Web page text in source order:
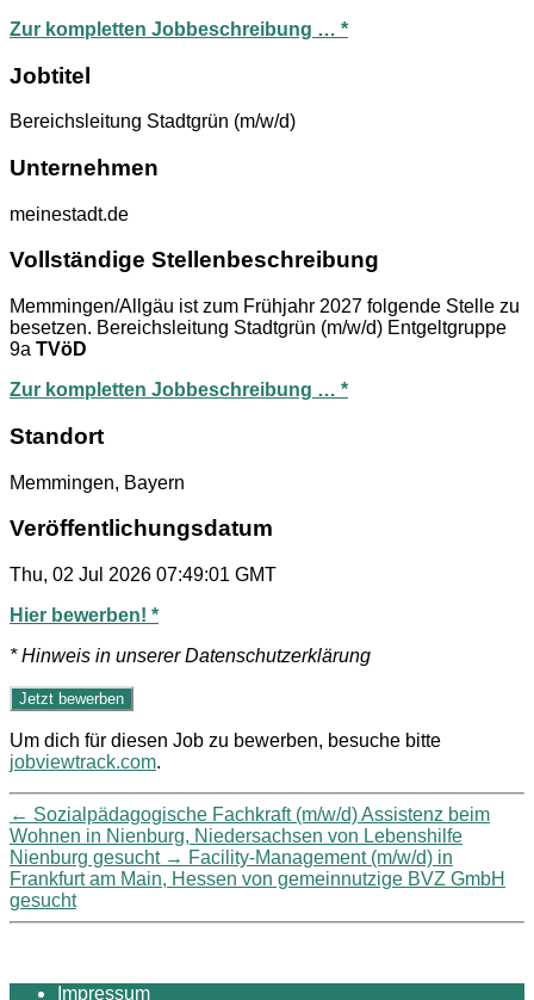
Zur kompletten Jobbeschreibung … *
Jobtitel
Bereichsleitung Stadtgrün (m/w/d)
Unternehmen
meinestadt.de
Vollständige Stellenbeschreibung
Memmingen/Allgäu ist zum Frühjahr 2027 folgende Stelle zu
besetzen. Bereichsleitung Stadtgrün (m/w/d) Entgeltgruppe
9a TVöD
Zur kompletten Jobbeschreibung … *
Standort
Memmingen, Bayern
Veröffentlichungsdatum
Thu, 02 Jul 2026 07:49:01 GMT
Hier bewerben! *
* Hinweis in unserer Datenschutzerklärung
Um dich für diesen Job zu bewerben, besuche bitte
jobviewtrack.com.
← Sozialpädagogische Fachkraft (m/w/d) Assistenz beim
Wohnen in Nienburg, Niedersachsen von Lebenshilfe
Nienburg gesucht → Facility-Management (m/w/d) in
Frankfurt am Main, Hessen von gemeinnutzige BVZ GmbH
gesucht
Impressum